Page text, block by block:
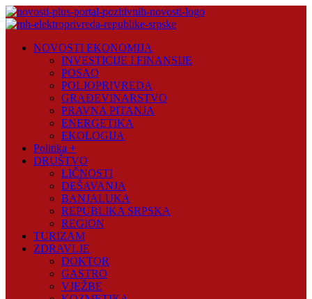
Skip
to
Plus
NOVOSTI EKONOMIJA
INVESTICIJE I FINANSIJE
POSAO
POLJOPRIVREDA
GRAĐEVINARSTVO
PRAVNA PITANJA
ENERGETIKA
EKOLOGIJA
Politika +
DRUŠTVO
LIČNOSTI
DEŠAVANJA
BANJALUKA
REPUBLIKA SRPSKA
REGION
TURIZAM
ZDRAVLJE
DOKTOR
GASTRO
VJEŽBE